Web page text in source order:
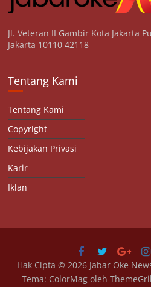
Jl. Veteran II Gambir Kota Jakarta
Jakarta 10110 42118
Tentang Kami
Tentang Kami
Copyright
Kebijakan Privasi
Karir
Iklan
Hak Cipta © 2026 Jabar Oke
Tema: ColorMagoleh